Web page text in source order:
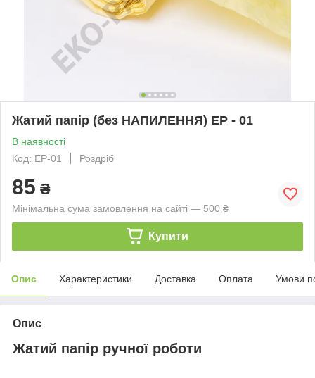
Жатий папір (без НАПИЛЕННЯ) ЕР - 01
В наявності
Код: EP-01
Роздріб
85 ₴
Мінімальна сума замовлення на сайті — 500 ₴
Купити
Опис Характеристики Доставка Оплата Умови
Опис
Жатий папір ручної роботи